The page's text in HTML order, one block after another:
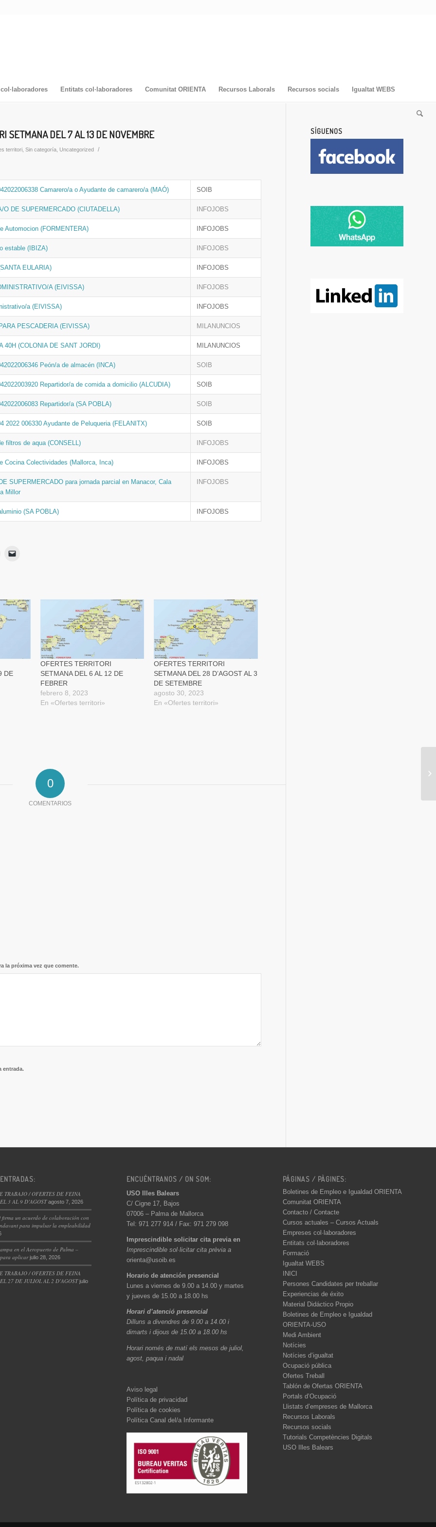
Entitats col·laboradores Comunitat ORIENTA Recursos Laborals Recursos socials Igualtat WEBS
SETMANA DEL 7 AL 13 DE NOVEMBRE
territori Sin categoría Uncategorized /
Camarero/a o Ayudante de camarero/a (MAÓ) SOIB
O DE SUPERMERCADO (CIUTADELLA) INFOJOBS
Automocion (FORMENTERA) INFOJOBS
estable (IBIZA) INFOJOBS
EULARIA) INFOJOBS
A (EIVISSA) INFOJOBS
a (EIVISSA) INFOJOBS
PESCADERIA (EIVISSA) MILANUNCIOS
40H (COLONIA DE SANT JORDI) MILANUNCIOS
Peón/a de almacén (INCA) SOIB
Repartidor/a de comida a domicilio (ALCUDIA) SOIB
Repartidor/a (SA POBLA) SOIB
2022 006330 Ayudante de Peluqueria (FELANITX) SOIB
filtros de aqua (CONSELL) INFOJOBS
Cocina Colectividades (Mallorca, Inca) INFOJOBS
SUPERMERCADO para jornada parcial en Manacor, Cala
Millor
INFOJOBS
(SA POBLA) INFOJOBS
electrónico
a
nueva)
DE
OFERTES TERRITORI
SETMANA DEL 6 AL 12 DE
FEBRER
febrero 8, 2023
En «Ofertes territori»
OFERTES TERRITORI
SETMANA DEL 28 D’AGOST AL 3
DE SETEMBRE
agosto 30, 2023
En «Ofertes territori»
0
COMENTARIOS
la próxima vez que comente.
entrada.
SÍGUENOS
TRABAJO / OFERTES DE FEINA
3 AL 9 D’AGOST agosto 7, 2026
firma un acuerdo de colaboración con
para impulsar la empleabilidad
en el Aeropuerto de Palma –
aplicar julio 28, 2026
TRABAJO / OFERTES DE FEINA
27 DE JULIOL AL 2 D’AGOST julio
ENCUÉNTRANOS / ON SOM:
USO Illes Balears
C/ Cigne 17, Bajos
07006 – Palma de Mallorca
Tel: 971 277 914 / Fax: 971 279 098
Imprescindible solicitar cita previa en
Imprescindible sol·licitar cita prèvia a
orienta@usoib.es
Horario de atención presencial
Lunes a viernes de 9.00 a 14.00 y martes
y jueves de 15.00 a 18.00 hs
Horari d’atenció presencial
Dilluns a divendres de 9.00 a 14.00 i
dimarts i dijous de 15.00 a 18.00 hs
Horari només de matí els mesos de juliol,
agost, paqua i nadal
Aviso legal
Política de privacidad
Política de cookies
Política Canal del/a Informante
PÁGINAS / PÀGINES:
Boletines de Empleo e Igualdad ORIENTA
Comunitat ORIENTA
Contacto / Contacte
Cursos actuales – Cursos Actuals
Empreses col·laboradores
Entitats col·laboradores
Formació
Igualtat WEBS
INICI
Persones Candidates per treballar
Experiencias de éxito
Material Didáctico Propio
Boletines de Empleo e Igualdad
ORIENTA-USO
Medi Ambient
Notícies
Notícies d’igualtat
Ocupació pública
Ofertes Treball
Tablón de Ofertas ORIENTA
Portals d’Ocupació
Llistats d’empreses de Mallorca
Recursos Laborals
Recursos socials
Tutorials Competències Digitals
USO Illes Balears